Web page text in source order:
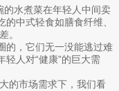
的水煮菜在年轻人中间卖
中式轻食如膳食纤维、
。
的，它们无一没能逃过难
轻人对“健康”的巨大需
的市场需求下，我们看